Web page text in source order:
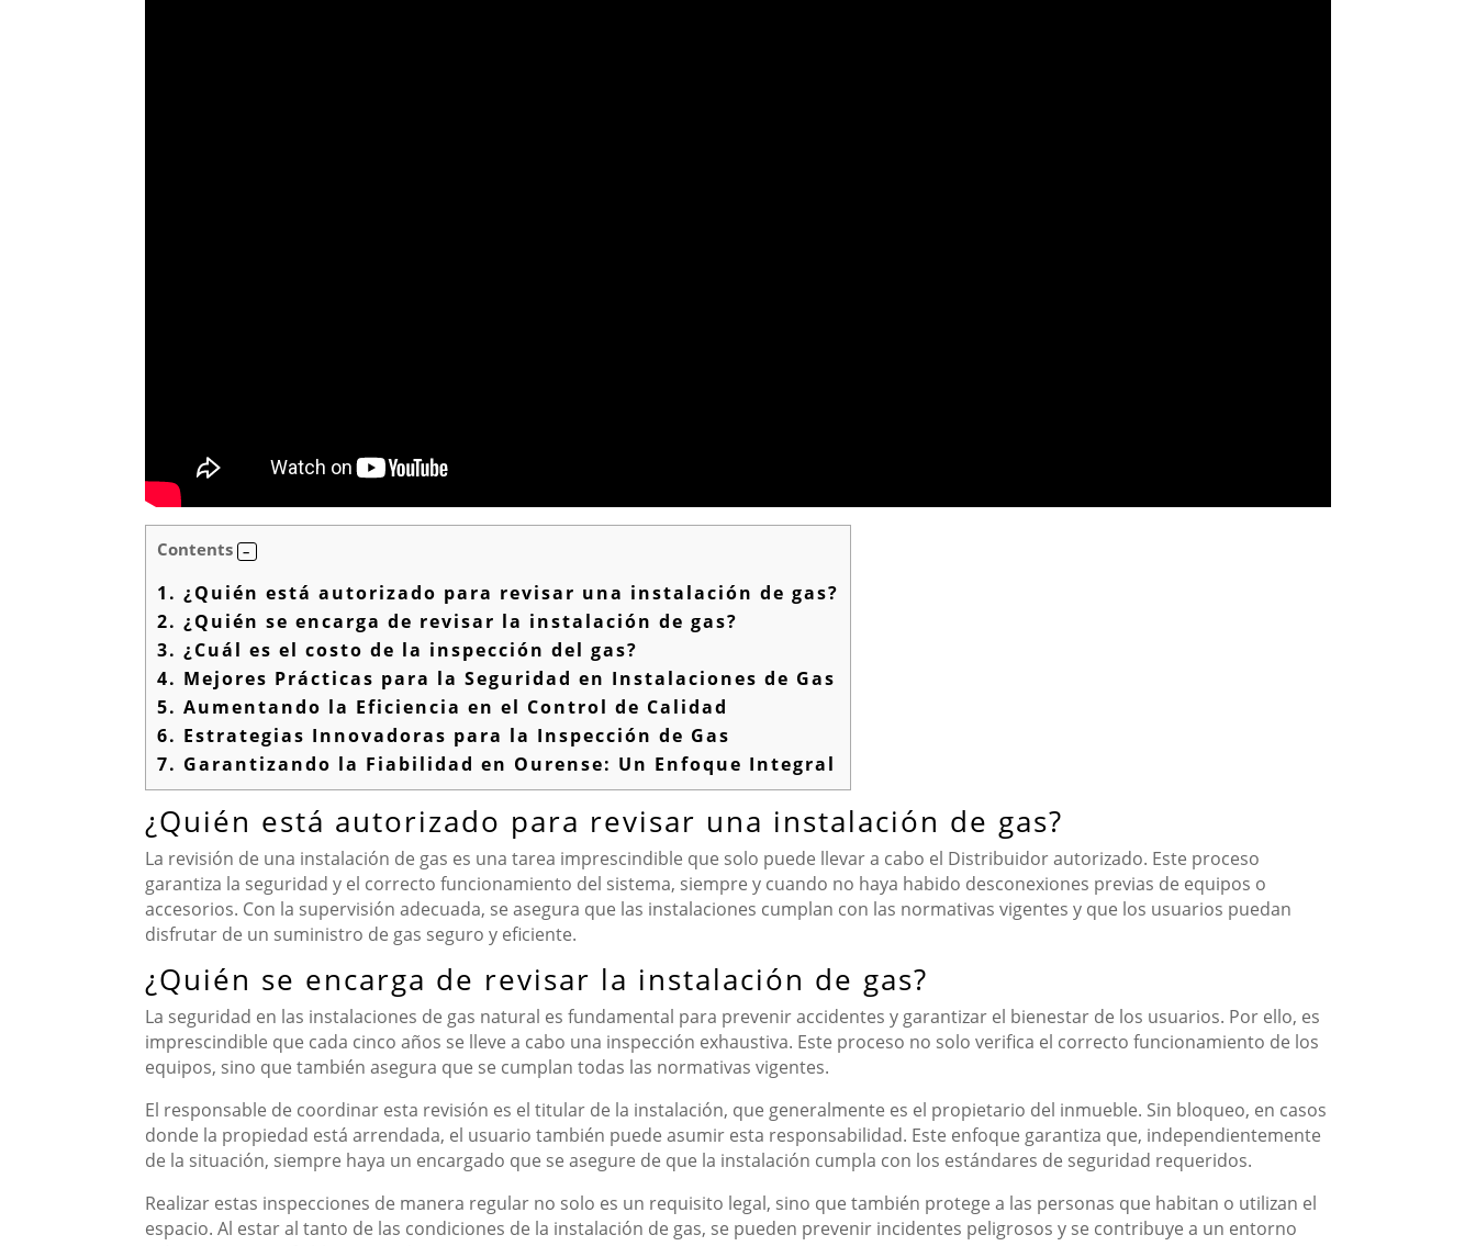
Contents
1. ¿Quién está autorizado para revisar una instalación de gas?
2. ¿Quién se encarga de revisar la instalación de gas?
3. ¿Cuál es el costo de la inspección del gas?
4. Mejores Prácticas para la Seguridad en Instalaciones de Gas
5. Aumentando la Eficiencia en el Control de Calidad
6. Estrategias Innovadoras para la Inspección de Gas
7. Garantizando la Fiabilidad en Ourense: Un Enfoque Integral
¿Quién está autorizado para revisar una instalación de gas?
La revisión de una instalación de gas es una tarea imprescindible que solo puede llevar a cabo el Distribuidor autorizado. Este proceso
garantiza la seguridad y el correcto funcionamiento del sistema, siempre y cuando no haya habido desconexiones previas de equipos o
accesorios. Con la supervisión adecuada, se asegura que las instalaciones cumplan con las normativas vigentes y que los usuarios puedan
disfrutar de un suministro de gas seguro y eficiente.
¿Quién se encarga de revisar la instalación de gas?
La seguridad en las instalaciones de gas natural es fundamental para prevenir accidentes y garantizar el bienestar de los usuarios. Por ello, es
imprescindible que cada cinco años se lleve a cabo una inspección exhaustiva. Este proceso no solo verifica el correcto funcionamiento de los
equipos, sino que también asegura que se cumplan todas las normativas vigentes.
El responsable de coordinar esta revisión es el titular de la instalación, que generalmente es el propietario del inmueble. Sin bloqueo, en casos
donde la propiedad está arrendada, el usuario también puede asumir esta responsabilidad. Este enfoque garantiza que, independientemente
de la situación, siempre haya un encargado que se asegure de que la instalación cumpla con los estándares de seguridad requeridos.
Realizar estas inspecciones de manera regular no solo es un requisito legal, sino que también protege a las personas que habitan o utilizan el
espacio. Al estar al tanto de las condiciones de la instalación de gas, se pueden prevenir incidentes peligrosos y se contribuye a un entorno